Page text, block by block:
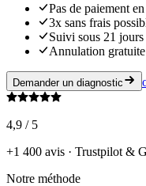
Pas de paiement
3x sans frais
Suivi sous 21
Annulation gratuite
Demander un diagnostic
4,9 / 5
+1 400 avis · Trustpilot &
Notre méthode